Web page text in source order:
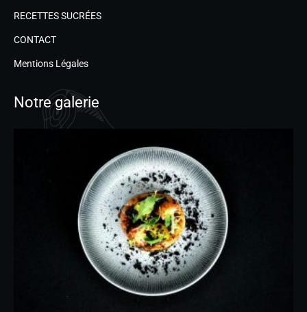
RECETTES SUCRÉES
CONTACT
Mentions Légales
Notre galerie